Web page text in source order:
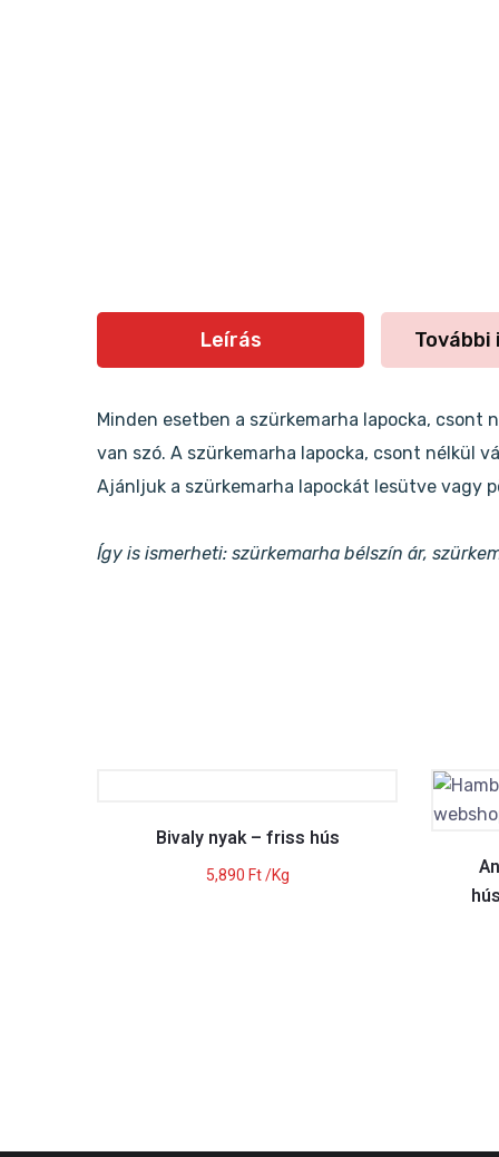
Leírás
Minden esetben a szürkemarha lapocka,
van szó. A szürkemarha lapocka, csont nélkül
Ajánljuk a szürkemarha lapockát lesütve vagy
Így is ismerheti: szürkemarha bélszín ár,
Bivaly nyak – friss hús
5,890Ft/Kg